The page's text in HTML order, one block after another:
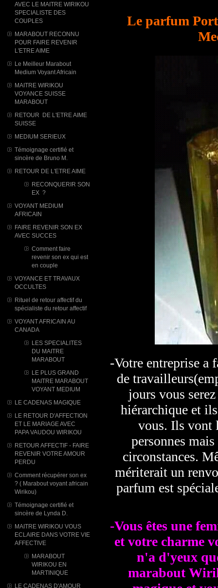
AVEC LE MAITRE WIRIKOU
SPECIALISTE DES
COUPLES
MARABOUT RECONNU
POUR FAIRE REVENIR
L'ETRE AIME
Le Meilleur Marabout
Medium Voyant Africain
MAITRE WIRIKOU
VOYANCE SUISSE
MARABOUT
RETOUR DE L'ETRE AIME
SUISSE
MEDIUM SERIEUX
Témoignage certifié et
sincère de Bruno M.
RETOUR DE L'ETRE AIME
RECONQUERIR SON
EX ?
VOYANT MEDIUM
AFRICAIN
FAIRE REVENIR SON EX
AVEC SUCCES
Comment faire
revenir son ex qui est
en couple
VOYANCE ET TRAVAUX
OCCULTES
Rituel de retour affectif du
spécialiste du retour affectif
VOYANT AFRICAIN AU
CANADA
LES SPECIALITES
DU MAITRE
MARABOUT
LE PLUS GRAND
MAITRE MARABOUT
VOYANT MEDIUM
LE CADENAS MAGIQUE
LE RETOUR D'AFFECTION
ET LE MARIAGE AVEC
PAPA VAUDOU WIRIKOU
RETOUR AFFECTIF - FAIRE
REVENIR VOTRE AMOUR
PERDU
Comment récupérer son ex
? ( Marabout voyant africain
Wirikou)
Témoignage certifié et
sincère de Lynda D.
MAITRE WIRIKOU VOUS
ECLAIRE DANS VOTRE VIE
AFFECTIVE
MARABOUT
WIRIKOU ​EN
MARTINIQUE
LE CADENAS D'AMOUR
Le parfum
-Votre entreprise a
de
jours vous
hiérarchique et
vous. Ils vont
personnes
circonstances.
mériterait un
parfum est
-Vous êtes une
et votre charme
n'a d'yeux
marabout